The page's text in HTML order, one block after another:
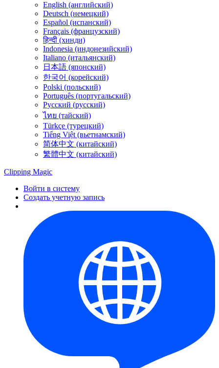
English (английский)
Deutsch (немецкий)
Español (испанский)
Français (французский)
हिन्दी (хинди)
Indonesia (индонезийский)
Italiano (итальянский)
日本語 (японский)
한국어 (корейский)
Polski (польский)
Português (португальский)
Русский (русский)
ไทย (тайский)
Türkçe (турецкий)
Tiếng Việt (вьетнамский)
简体中文 (китайский)
繁體中文 (китайский)
Clipping Magic
Войти в систему
Создать учетную запись